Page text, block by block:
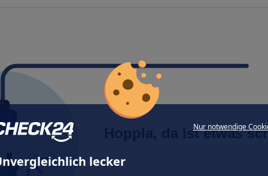
Nur notwendige
lecker
Hoppla, da ist etwas